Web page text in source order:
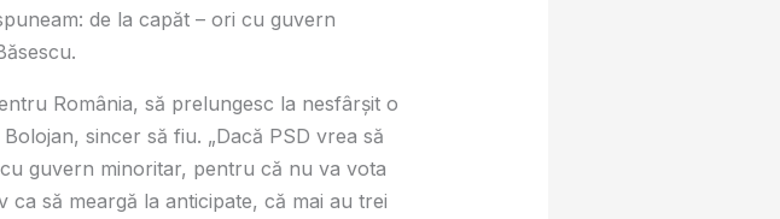
de la capăt – ori cu guvern
România, să prelungesc la nesfârșit o
sincer să fiu. „Dacă PSD vrea să
guvern minoritar, pentru că nu va vota
să meargă la anticipate, că mai au trei